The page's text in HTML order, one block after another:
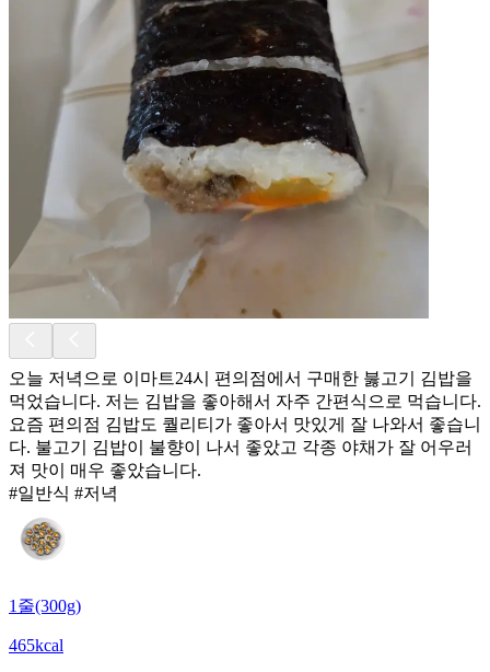
오늘 저녁으로 이마트24시 편의점에서 구매한 붏고기 김밥을
먹었습니다. 저는 김밥을 좋아해서 자주 간편식으로 먹습니다.
요즘 편의점 김밥도 퀄리티가 좋아서 맛있게 잘 나와서 좋습니
다. 불고기 김밥이 불향이 나서 좋았고 각종 야채가 잘 어우러
져 맛이 매우 좋았습니다.
#일반식 #저녁
1줄(300g)
465kcal